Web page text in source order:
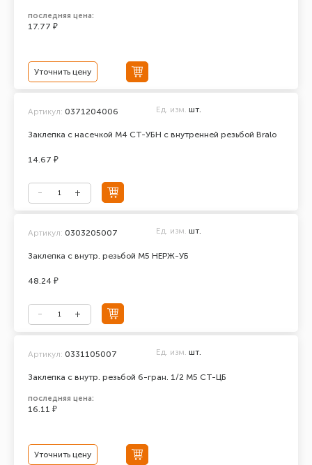
последняя цена:
17.77 ₽
Уточнить цену
Заклепка с насечкой М4 СТ-УБН с внутренней резьбой Bralo
Артикул: 0371204006 Ед. изм. шт.
14.67 ₽
Заклепка с внутр. резьбой М5 НЕРЖ-УБ
Артикул: 0303205007 Ед. изм. шт.
48.24 ₽
Заклепка с внутр. резьбой 6-гран. 1/2 М5 СТ-ЦБ
Артикул: 0331105007 Ед. изм. шт.
последняя цена:
16.11 ₽
Уточнить цену